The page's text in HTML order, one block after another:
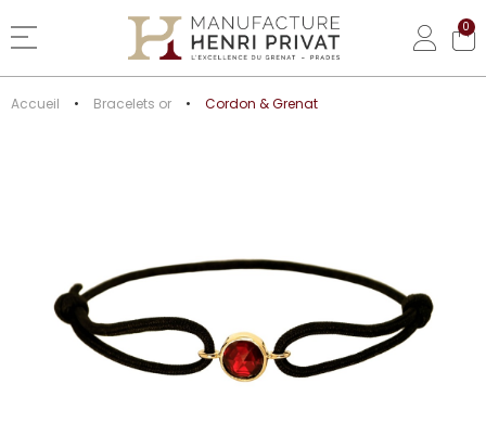
Basculer la navigation
0
Accueil Bracelets or Cordon & Grenat